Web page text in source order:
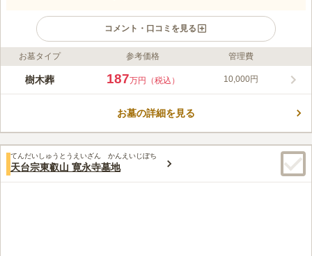
コメント・口コミを見る
ライフドット編集部のコメント
都心にあるのにとても静かな、緑に囲まれた霊園です。土の中に
碑に彫刻することができる1人用の樹木葬墓地などがあり、バラ
口コミ評価
みんなの評価
4.9 口コミ
40代女性
日暮里駅の構内には、エキュート日暮里があります。 お寺さん
お墓タイプ 参考価格 管理費
樹木葬 187万円（税込） 10,000円
お墓の詳細を見る
てんだいしゅうとうえいざん かんえいじぼち
天台宗東叡山 寛永寺墓地